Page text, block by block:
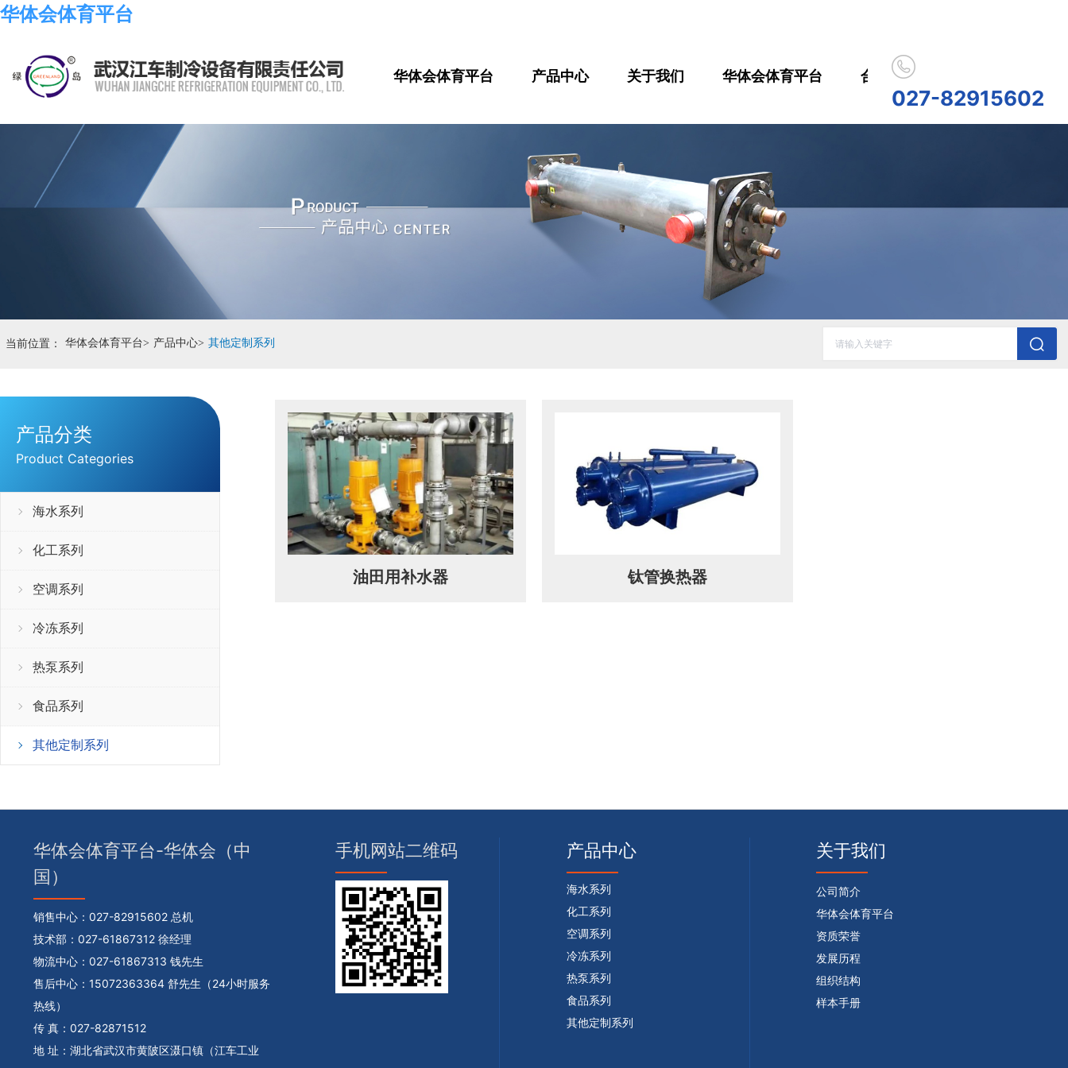
华体会体育平台
华体会体育平台 产品中心 关于我们 华体会体育平台 合作伙伴
027-82915602
当前位置： 华体会体育平台> 产品中心> 其他定制系列 清空记录
产品分类
Product Categories
海水系列
化工系列
空调系列
冷冻系列
热泵系列
食品系列
其他定制系列
油田用补水器 钛管换热器
华体会体育平台-华体会（中
国）
销售中心： 027-82915602 总机
技术部： 027-61867312 徐经理
物流中心： 027-61867313 钱先生
售后中心： 15072363364 舒先生（24小时服务
热线）
传 真：027-82871512
地 址：湖北省武汉市黄陂区滠口镇（江车工业
手机网站二维码 产品中心
海水系列
化工系列
空调系列
冷冻系列
热泵系列
食品系列
其他定制系列
关于我们
公司简介
华体会体育平台
资质荣誉
发展历程
组织结构
样本手册